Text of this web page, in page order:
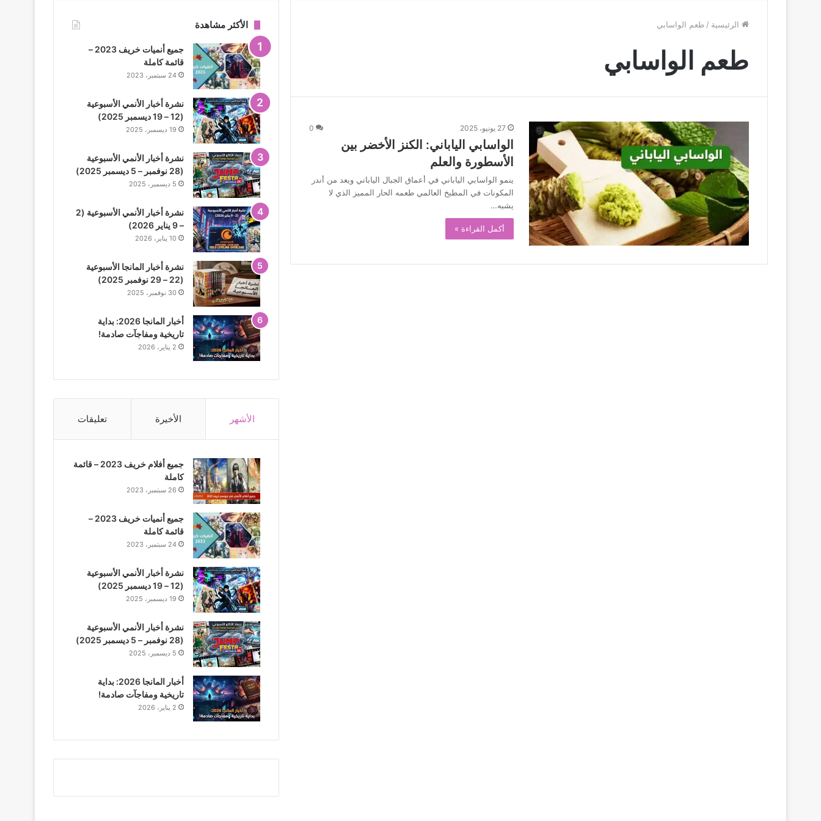
الرئيسية / طعم الواسابي
طعم الواسابي
27 يونيو، 2025 0
الواسابي الياباني: الكنز الأخضر بين
الأسطورة والعلم
ينمو الواسابي الياباني في أعماق الجبال الياباني ويعد من أندر
المكونات في المطبخ العالمي طعمه الحار المميز الذي لا
يشبه…
أكمل القراءة »
الأكثر مشاهدة
جميع أنميات خريف 2023 –
قائمة كاملة
24 سبتمبر، 2023
نشرة أخبار الأنمي الأسبوعية
(12 – 19 ديسمبر 2025)
19 ديسمبر، 2025
نشرة أخبار الأنمي الأسبوعية
(28 نوفمبر – 5 ديسمبر 2025)
5 ديسمبر، 2025
نشرة أخبار الأنمي الأسبوعية (2
– 9 يناير 2026)
10 يناير، 2026
نشرة أخبار المانجا الأسبوعية
(22 – 29 نوفمبر 2025)
30 نوفمبر، 2025
أخبار المانجا 2026: بداية
تاريخية ومفاجآت صادمة!
2 يناير، 2026
الأشهر الأخيرة تعليقات
جميع أفلام خريف 2023 – قائمة
كاملة
26 سبتمبر، 2023
جميع أنميات خريف 2023 –
قائمة كاملة
24 سبتمبر، 2023
نشرة أخبار الأنمي الأسبوعية
(12 – 19 ديسمبر 2025)
19 ديسمبر، 2025
نشرة أخبار الأنمي الأسبوعية
(28 نوفمبر – 5 ديسمبر 2025)
5 ديسمبر، 2025
أخبار المانجا 2026: بداية
تاريخية ومفاجآت صادمة!
2 يناير، 2026